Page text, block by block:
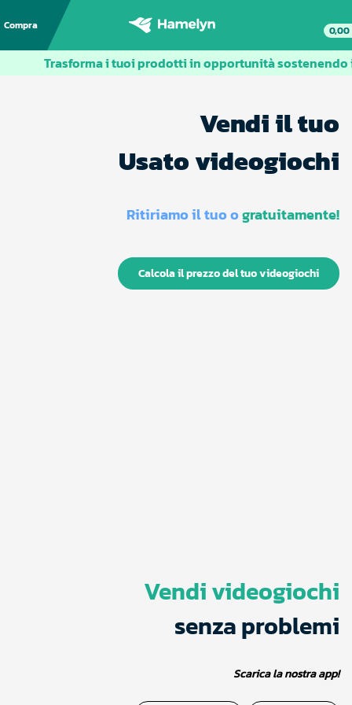
Compra 0,00
Trasforma i tuoi prodotti in opportunità
Vendi il tuo
Usato videogiochi
Ritiriamo il tuo ogratuitamente!
Calcola il prezzo del tuo videogiochi
Vendi videogiochi
senza problemi
Scarica la nostra app!